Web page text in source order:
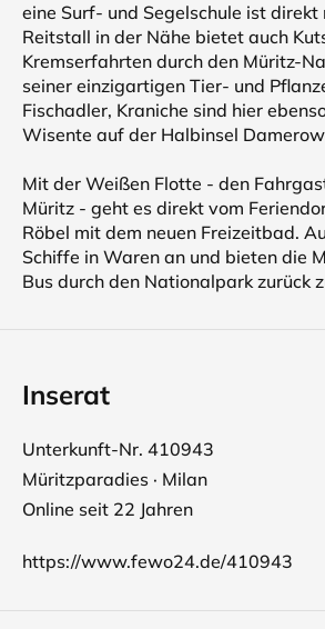
eine Surf- und Segelschule ist direkt
Reitstall in der Nähe bietet auch
Kremserfahrten durch den Müritz-
seiner einzigartigen Tier- und
Fischadler, Kraniche sind hier
Wisente auf der Halbinsel
Mit der Weißen Flotte - den
Müritz - geht es direkt vom
Röbel mit dem neuen Freizeitbad.
Schiffe in Waren an und bieten die
Bus durch den Nationalpark zurück
Inserat
Unterkunft-Nr. 410943
Müritzparadies · Milan
Online seit 22 Jahren
https://www.fewo24.de/410943